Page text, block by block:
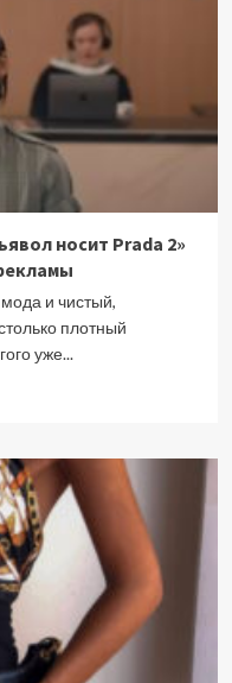
носит Prada 2»
и чистый,
плотный
уже...